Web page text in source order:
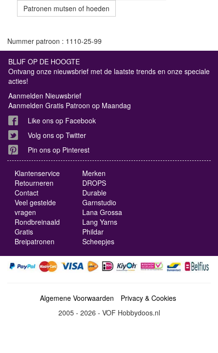
Patronen mutsen of hoeden
Nummer patroon : 1110-25-99
BLIJF OP DE HOOGTE
Ontvang onze nieuwsbrief met de laatste trends en onze speciale
acties!
Aanmelden Nieuwsbrief
Aanmelden Gratis Patroon op Maandag
Like ons op Facebook
Volg ons op Twitter
Pin ons op Pinterest
Klantenservice
Retourneren
Contact
Veel gestelde
vragen
Rondbreinaald
Gratis
Breipatronen
Merken
DROPS
Durable
Garnstudio
Lana Grossa
Lang Yarns
Phildar
Scheepjes
Algemene Voorwaarden
Privacy & Cookies
2005 - 2026 - VOF Hobbydoos.nl